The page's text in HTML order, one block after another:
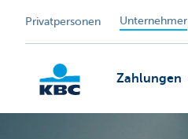
Privatpersonen Unternehmer
Zahlungen